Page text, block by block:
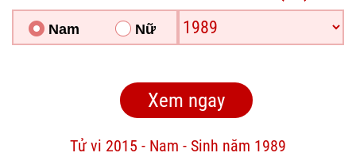
Nam Nữ
Tử vi 2015 - Nam - Sinh năm 1989